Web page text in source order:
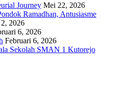
Journey Mei 22, 2026
Ramadhan, Antusiasme
2026
6, 2026
Februari 6, 2026
Sekolah SMAN 1 Kutorejo